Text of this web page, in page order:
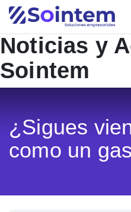
Ir al contenido
Noticias y
Sointem
¿Sigues
como un